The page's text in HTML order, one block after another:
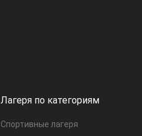
Лагеря по категориям
Спортивные лагеря